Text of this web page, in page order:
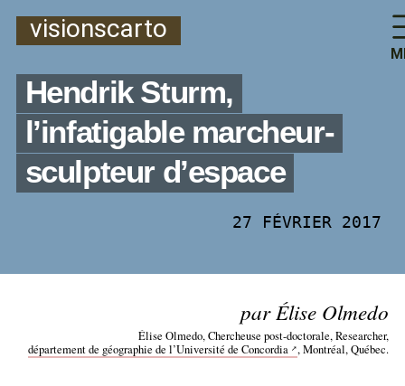
visionscarto
Hendrik Sturm,
l’infatigable marcheur-
sculpteur d’espace
27 FÉVRIER 2017
par Élise Olmedo
Élise Olmedo, Chercheuse post-doctorale, Researcher,
département de géographie de l’Université de Concordia
, Montréal, Québec.